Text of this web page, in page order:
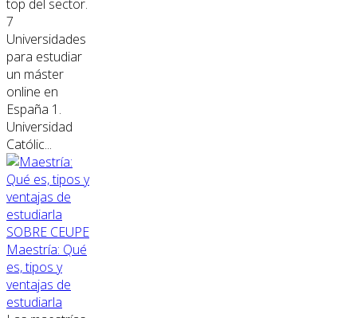
top del sector.
7
Universidades
para estudiar
un máster
online en
España 1.
Universidad
Católic...
SOBRE CEUPE
Maestría: Qué
es, tipos y
ventajas de
estudiarla